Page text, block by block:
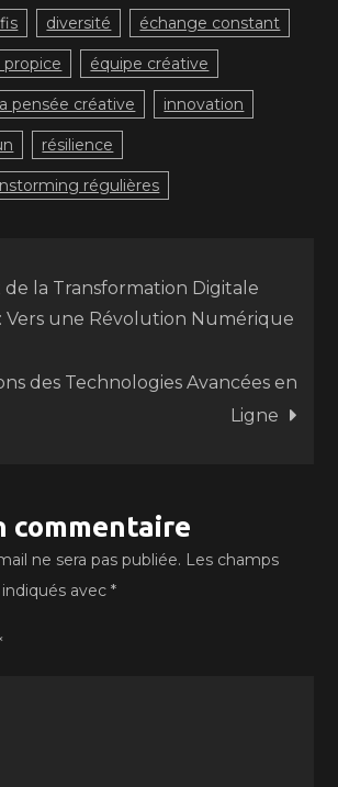
diversité échange constant
équipe créative
pensée créative innovation
résilience
régulières
de la Transformation Digitale
Vers une Révolution Numérique
des Technologies Avancées en
Ligne
commentaire
ne sera pas publiée. Les champs
avec*